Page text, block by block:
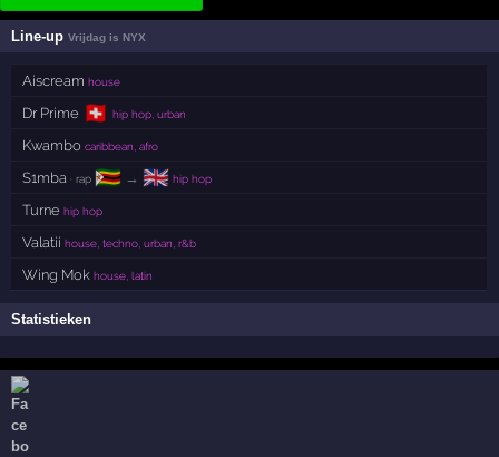
Line-upVrijdag is NYX
Aiscream house
Dr Prime 🇨🇭 hip hop, urban
Kwambo caribbean, afro
S1mba · rap 🇿🇼 → 🇬🇧 hip hop
Turne hip hop
Valatii house, techno, urban, r&b
Wing Mok house, latin
Statistieken